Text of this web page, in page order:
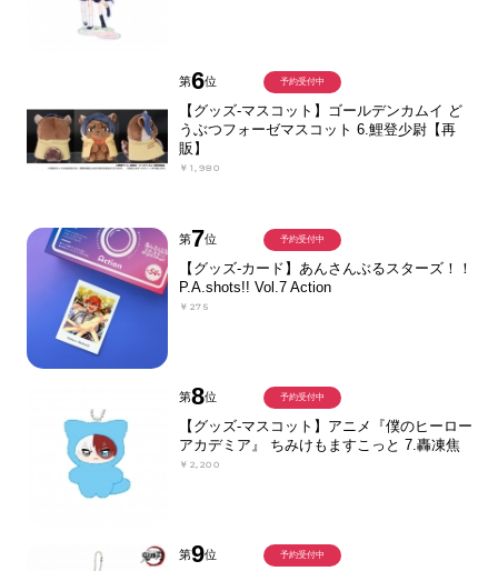
第6位
【グッズ-マスコット】ゴールデンカムイ ど
うぶつフォーゼマスコット 6.鯉登少尉【再
販】
￥1,980
予約受付中
第7位
【グッズ-カード】あんさんぶるスターズ！！
P.A.shots!! Vol.7 Action
￥275
予約受付中
第8位
【グッズ-マスコット】アニメ『僕のヒーロー
アカデミア』 ちみけもますこっと 7.轟凍焦
￥2,200
予約受付中
第9位 予約受付中